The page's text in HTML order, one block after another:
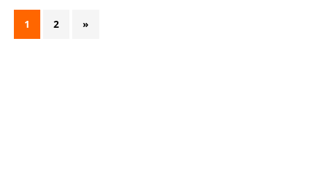
1 2 »